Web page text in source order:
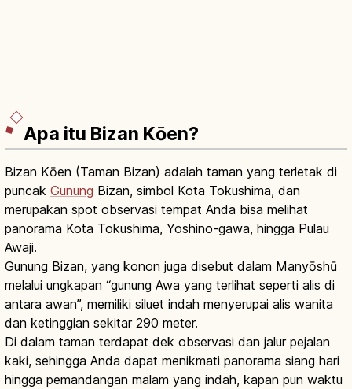
Apa itu Bizan Kōen?
Bizan Kōen (Taman Bizan) adalah taman yang terletak di
puncak Gunung Bizan, simbol Kota Tokushima, dan
merupakan spot observasi tempat Anda bisa melihat
panorama Kota Tokushima, Yoshino-gawa, hingga Pulau
Awaji.
Gunung Bizan, yang konon juga disebut dalam Manyōshū
melalui ungkapan “gunung Awa yang terlihat seperti alis di
antara awan”, memiliki siluet indah menyerupai alis wanita
dan ketinggian sekitar 290 meter.
Di dalam taman terdapat dek observasi dan jalur pejalan
kaki, sehingga Anda dapat menikmati panorama siang hari
hingga pemandangan malam yang indah, kapan pun waktu